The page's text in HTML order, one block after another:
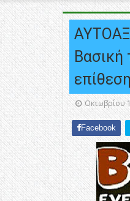
Βασική
Οκτωβρίου
Facebook